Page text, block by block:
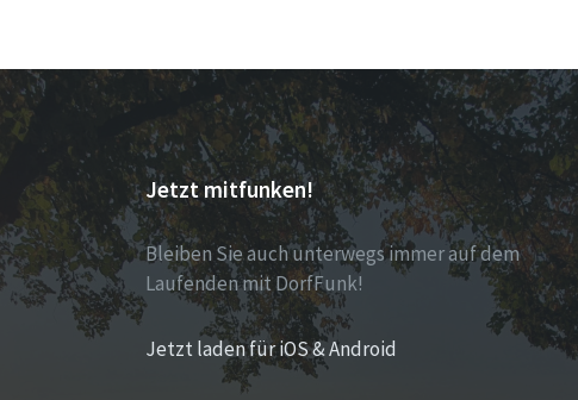
Jetzt mitfunken!
Bleiben Sie auch unterwegs immer auf dem
Laufenden mit DorfFunk!
Jetzt laden für iOS & Android